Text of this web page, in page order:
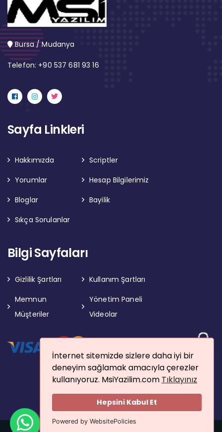
İnternet sitemizde sizlere daha iyi bir
deneyim sağlamak amacıyla çerezler
kullanıyoruz. MsiYazilim.com Tıklayınız
Hepsini Kabul Et
Powered by WebsitePolicies
Bursa / Mudanya
Telefon: +90 537 681 93 16
Sayfa Linkleri
Hakkımızda
Scriptler
Yorumlar
Hesap Bilgilerimiz
Bloglar
Bayilik
Sıkça Sorulanlar
Bilgi Sayfaları
Gizlilik Şartları
Kullanım Şartları
Memnun
Müşteriler
Yönetim Paneli
Videolar